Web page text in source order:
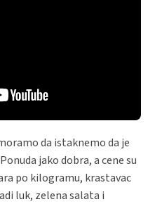
da istaknemo da je
jako dobra, a cene su
po kilogramu, krastavac
luk, zelena salata i